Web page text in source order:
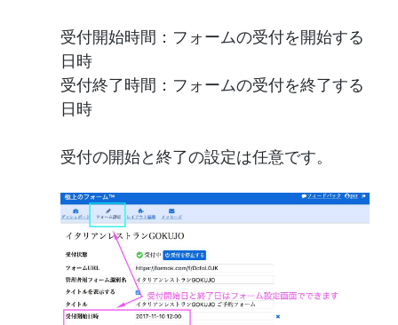
受付開始時間：フォームの受付を開始する
日時
受付終了時間：フォームの受付を終了する
日時
受付の開始と終了の設定は任意です。